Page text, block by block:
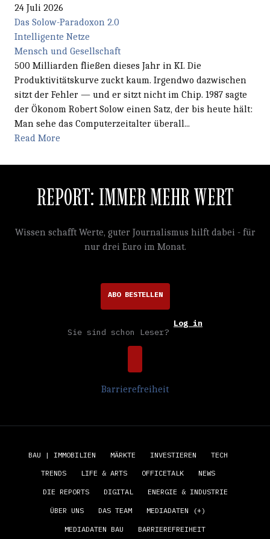
24 Juli 2026
Das Solow-Paradoxon 2.0
Intelligente Netze
Mensch und Gesellschaft
500 Milliarden fließen dieses Jahr in KI. Die
Produktivitätskurve zuckt kaum. Irgendwo dazwischen
sitzt der Fehler — und er sitzt nicht im Chip. 1987 sagte
der Ökonom Robert Solow einen Satz, der bis heute hält:
Man sehe das Computerzeitalter überall...
Read More
REPORT: IMMER MEHR WERT
Wissen schafft Werte, guter Journalismus hilft dabei - für
nur drei Euro im Monat.
ABO BESTELLEN
Sie sind schon Leser?
Log in
Barrierefreiheit
BAU | IMMOBILIEN MÄRKTE INVESTIEREN TECH
TRENDS LIFE & ARTS OFFICETALK NEWS
DIE REPORTS DIGITAL ENERGIE & INDUSTRIE
ÜBER UNS DAS TEAM MEDIADATEN (+)
MEDIADATEN BAU BARRIEREFREIHEIT